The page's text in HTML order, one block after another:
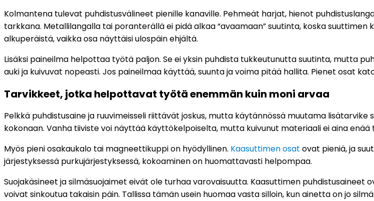
Kolmantena tulevat puhdistusvälineet pienille kanaville. Pehmeät harjat, hienot
tarkkana. Metallilangalla tai poranterällä ei pidä alkaa “avaamaan” suutinta, koska
alkuperäistä, vaikka osa näyttäisi ulospäin ehjältä.
Lisäksi paineilma helpottaa työtä paljon. Se ei yksin puhdista tukkeutunutta suutinta, mutta
auki ja kuivuvat nopeasti. Jos paineilmaa käyttää, suunta ja voima pitää hallita. Pienet osat
Tarvikkeet, jotka helpottavat työtä enemmän kuin moni arvaa
Pelkkä puhdistusaine ja ruuvimeisseli riittävät joskus, mutta käytännössä muutama lisätarvike
kokonaan. Vanha tiiviste voi näyttää käyttökelpoiselta, mutta kuivunut materiaali ei aina enää
Myös pieni osakaukalo tai magneettikuppi on hyödyllinen. Kaasuttimen osat ovat pieniä, ja
järjestyksessä purkujärjestyksessä, kokoaminen on huomattavasti helpompaa.
Suojakäsineet ja silmäsuojaimet eivät ole turhaa varovaisuutta. Kaasuttimen
voivat sinkoutua takaisin päin. Tallissa tämän usein huomaa vasta silloin, kun ainetta on jo